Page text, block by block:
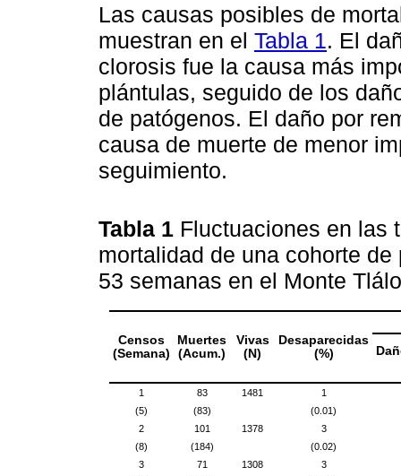
Las causas posibles de
muestran en el Tabla 1. El
clorosis fue la causa más
plántulas, seguido de los
de patógenos. El daño por
causa de muerte de menor
seguimiento.
Tabla 1 Fluctuaciones en las
mortalidad de una cohorte
53 semanas en el Monte
Censos
(Semana)
Muertes
(Acum.)
Vivas
(N)
Desaparecidas
(%)
1 83 1481
1
(5)
(83) (0.01)
2
101 1378
3
(8)
(184) (0.02)
3
71 1308
3